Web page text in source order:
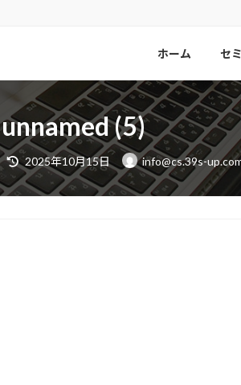
ホーム セ
unnamed (5)
最
終
更
新
日
2025年10月15日 info@cs.39s-